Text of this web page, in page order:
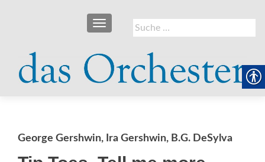
Suche
nach:
SCHALTE NAVIGATION
George Gershwin, Ira Gershwin, B.G. DeSylva